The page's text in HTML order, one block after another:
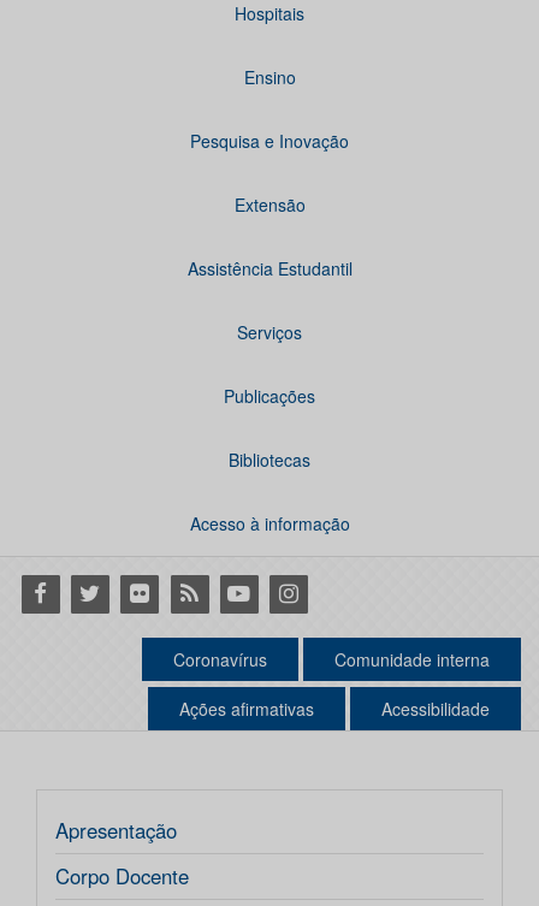
Hospitais
Ensino
Pesquisa e Inovação
Extensão
Assistência Estudantil
Serviços
Publicações
Bibliotecas
Acesso à informação
Facebook
Twitter Flickr RSS YoutubeInstagram
Coronavírus Comunidade interna
Ações afirmativas Acessibilidade
Apresentação
Corpo Docente